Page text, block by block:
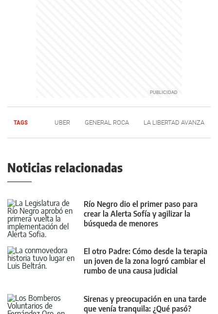
TAGS UBER GENERAL ROCA LA LIBERTAD AVANZA
Noticias relacionadas
Río Negro dio el primer paso para
crear la Alerta Sofía y agilizar la
búsqueda de menores
El otro Padre: Cómo desde la terapia
un joven de la zona logró cambiar el
rumbo de una causa judicial
Sirenas y preocupación en una tarde
que venía tranquila: ¿Qué pasó?